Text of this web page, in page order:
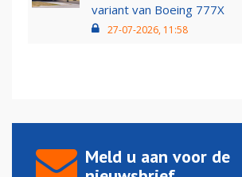
variant van Boeing 777X
27-07-2026, 11:58
Meld u aan voor de